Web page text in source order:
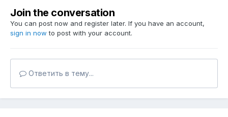
Join the conversation
You can post now and register later. If you have an account,
sign in now to post with your account.
Ответить в тему...